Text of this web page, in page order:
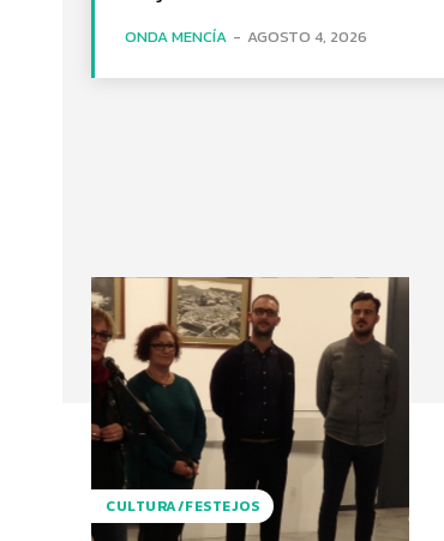
ONDA MENCÍA - AGOSTO 4, 2026
CULTURA/FESTEJOS